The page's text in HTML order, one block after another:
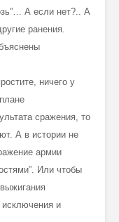
А если нет?.. А
ранения.
ничего у
сражения, то
А в истории не
армии
Или чтобы
исключения и